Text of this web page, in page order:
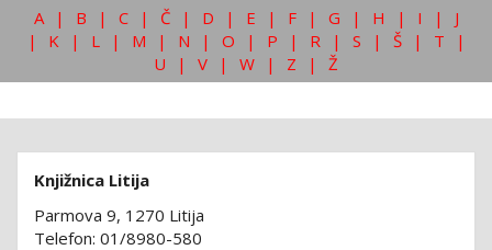
A | B | C | Č | D | E | F | G | H | I |
J
|
K | L | M | N | O | P | R | S | Š | T
|
U
| V | W | Z | Ž
Knjižnica Litija
Parmova 9, 1270 Litija
Telefon: 01/8980-580